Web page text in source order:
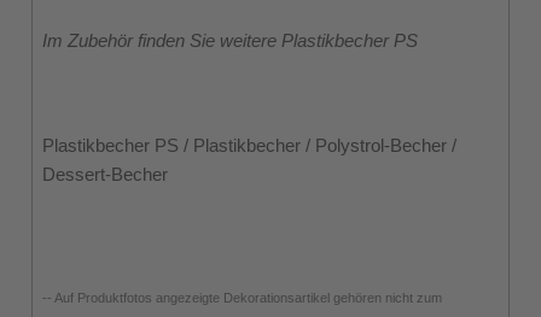
Im Zubehör finden Sie weitere Plastikbecher PS
Plastikbecher PS / Plastikbecher / Polystrol-Becher /
Dessert-Becher
-- Auf Produktfotos angezeigte Dekorationsartikel gehören nicht zum